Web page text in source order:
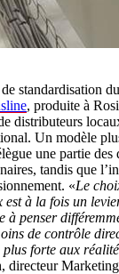
standardisation
, produite à
distributeurs
Un modèle
une partie des
tandis que
«Le
à la fois un
à penser
de contrôle
forte aux
directeur